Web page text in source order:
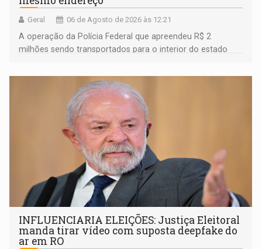
Geral 06 de Agosto de 2026 às 12:21
A operação da Polícia Federal que apreendeu R$ 2
milhões sendo transportados para o interior do estado
ligação do suspeito com um deputado federal do União
Brasil por Rondônia
INFLUENCIARIA ELEIÇÕES: Justiça Eleitoral
manda tirar vídeo com suposta deepfake do
ar em RO